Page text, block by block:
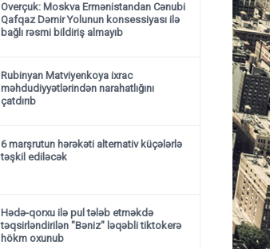
Overçuk: Moskva Ermənistandan Cənubi
Qafqaz Dəmir Yolunun konsessiyası ilə
bağlı rəsmi bildiriş almayıb
Rubinyan Matviyenkoya ixrac
məhdudiyyətlərindən narahatlığını
çatdırıb
6 marşrutun hərəkəti alternativ küçələrlə
təşkil ediləcək
Hədə-qorxu ilə pul tələb etməkdə
təqsirləndirilən "Bəniz" ləqəbli tiktokerə
hökm oxunub